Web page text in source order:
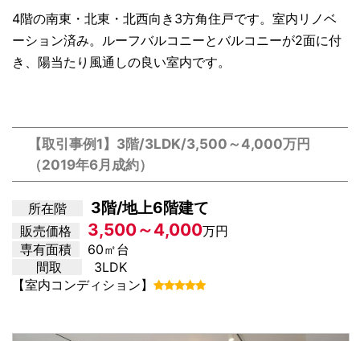
4階の南東・北東・北西向き3方角住戸です。室内リノベ
ーション済み。ルーフバルコニーとバルコニーが2面に付
き、陽当たり風通しの良い室内です。
【取引事例1】3階/3LDK/3,500～4,000万円
（2019年6月成約）
所在階 3階/地上6階建て
販売価格 3,500～4,000万円
専有面積
60㎡台
間取
3LDK
【室内コンディション】